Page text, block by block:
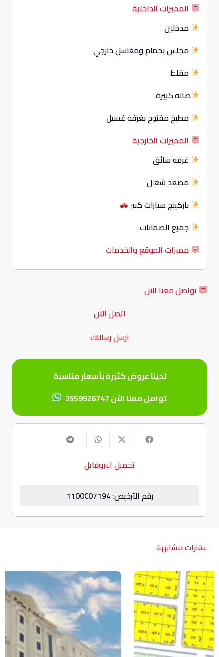
المميزات الداخلية
مدخلين
مجلس بحمام ومغاسل خارجي
مقلط
صاله كبيرة
مطبخ مفتوح بغرفه غسيل
المميزات الخارجية
غرفه سائق
مصعد شغال
باركينج سيارات كبير
جميع الضمانات
مميزات الموقع والخدمات
تواصل معنا الآن
اتصل الآن
ارسل رسالتك
لدينا عروض كثيرة بأسعار مناسبة
تواصل معنا الآن0559926747
تحميل البروفايل
رقم الترخيص: 1100007194
عقارات مشابهة